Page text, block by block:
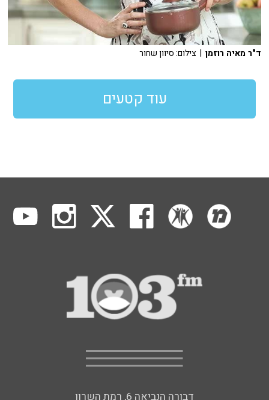
ד"ר מאיה רוזמן | צילום: סיוון שחור
עוד קטעים
דבורה הנביאה 6, רמת השרון